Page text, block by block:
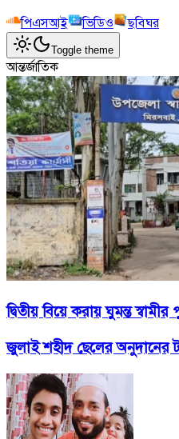
পিএসআই
ভিডিও ছবিঘর
Toggle theme
আন্তর্জাতিক
দ্বিতীয় বিয়ে করায় ঘুমন্ত স্বামীর
জুলাই শহীদ ছেলের অনুদানের